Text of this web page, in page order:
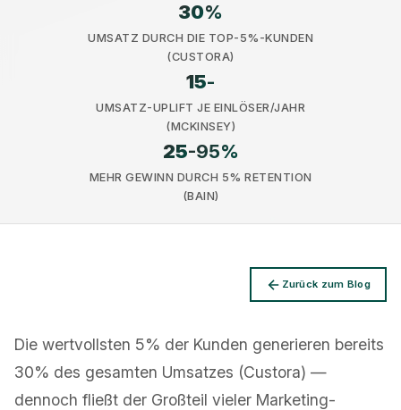
30%
UMSATZ DURCH DIE TOP-5%-KUNDEN
(CUSTORA)
15-
UMSATZ-UPLIFT JE EINLÖSER/JAHR
(MCKINSEY)
25-95%
MEHR GEWINN DURCH 5% RETENTION
(BAIN)
Zurück zum Blog
Die wertvollsten 5% der Kunden generieren bereits
30% des gesamten Umsatzes (Custora) —
dennoch fließt der Großteil vieler Marketing-